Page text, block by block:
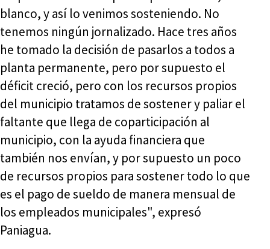
blanco, y así lo venimos sosteniendo. No
tenemos ningún jornalizado. Hace tres años
he tomado la decisión de pasarlos a todos a
planta permanente, pero por supuesto el
déficit creció, pero con los recursos propios
del municipio tratamos de sostener y paliar el
faltante que llega de coparticipación al
municipio, con la ayuda financiera que
también nos envían, y por supuesto un poco
de recursos propios para sostener todo lo que
es el pago de sueldo de manera mensual de
los empleados municipales", expresó
Paniagua.